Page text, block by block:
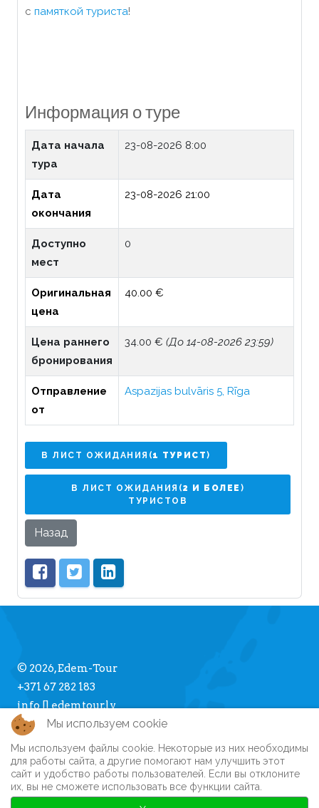
с памяткой туриста!
Информация о туре
Дата начала
тура
23-08-2026 8:00
Дата
окончания
23-08-2026 21:00
Доступно
мест
0
Оригинальная
цена
40.00 €
Цена раннего
бронирования
34.00 € (До 14-08-2026 23:59)
Отправление
от
Aspazijas bulvāris 5, Rīga
В ЛИСТ ОЖИДАНИЯ(1 ТУРИСТ)
В ЛИСТ ОЖИДАНИЯ(2 И БОЛЕЕ )
ТУРИСТОВ
Назад
© 2026, Edem-Tour
+371 67 282 183
info [] edemtour.lv
Про Edem-Tour
Памятка туристу
Часто задаваемые вопросы Личный кабинет
Мы используем cookie
Мы используем файлы cookie. Некоторые из них необходимы
для работы сайта, а другие помогают нам улучшить этот
сайт и удобство работы пользователей. Если вы отклоните
их, вы не сможете использовать все функции сайта.